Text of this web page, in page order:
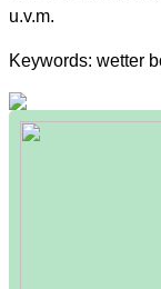
u.v.m.
Keywords: wetter